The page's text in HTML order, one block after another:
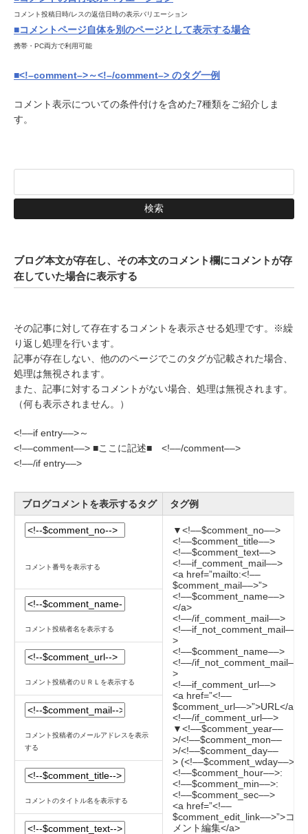
コメント投稿日時/レスの返信日時の表示バリエーション
■コメントページ自体を別のページとして表示する場合
携帯・PC両方で利用可能
■<!–comment–>～<!–/comment–> のタグ一例
コメント表示についての条件付けを含めた7種類をご紹介しま
す。
ブログ本文が存在し、その本文のコメント欄にコメントが存
在していた場合に表示する
その記事に対して存在するコメントを表示させる処理です。※繰
り返し処理を行います。
記事が存在しない、他ののページでこのタグが記載された場合、
処理は無視されます。
また、記事に対するコメントがない場合、処理は無視されます。
（何も表示されません。）
<!––if entry––>～
<!––comment––> ■ここに記述■ <!––/comment––>
<!––/if entry––>
ブログコメントを表示するタグ タグ例
コメント番号を表示する
▼<!––$comment_no––>
<!––$comment_title––>
<!––$comment_text––>
<!––if_comment_mail––>
<a href=”mailto:<!––
$comment_mail––>”>
<!––$comment_name––>
</a>
<!––/if_comment_mail––>
<!––if_not_comment_mail––
>
<!––$comment_name––>
<!––/if_not_comment_mail––
>
<!––if_comment_url––>
<a href=”<!––
$comment_url––>”>URL</a>
<!––/if_comment_url––>
▼<!––$comment_year––
>/<!––$comment_mon––
>/<!––$comment_day––
> (<!––$comment_wday––>)
<!––$comment_hour––>:
<!––$comment_min––>:
<!––$comment_sec––>
<a href=”<!––
$comment_edit_link––>”>コ
メント編集</a>
コメント投稿者名を表示する
コメント投稿者のＵＲＬを表示する
コメント投稿者のメールアドレスを表示
する
コメントのタイトル名を表示する